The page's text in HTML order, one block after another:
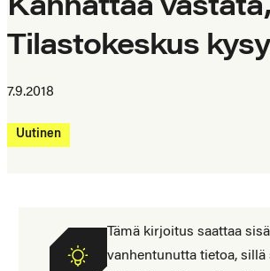
Kannattaa
Tilastokeskus
7.9.2018
Uutinen
Tämä kirjoitus saattaa
vanhentunutta tietoa, sillä